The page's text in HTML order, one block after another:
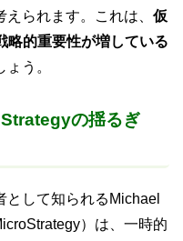
られます。これは、 仮
略的重要性が増している
う。
の揺るぎ
として知られるMichael
）は、一時的